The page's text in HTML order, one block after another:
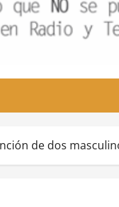
de dos